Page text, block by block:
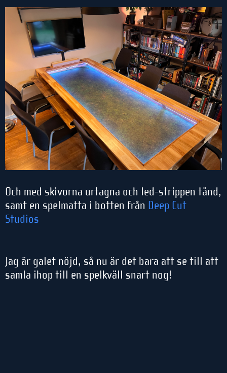
Och med skivorna urtagna och led-strippen tänd,
samt en spelmatta i botten från Deep Cut
Studios
Jag är galet nöjd, så nu är det bara att se till att
samla ihop till en spelkväll snart nog!